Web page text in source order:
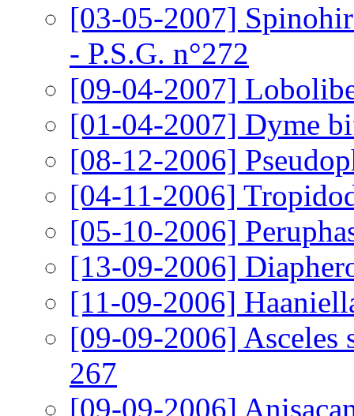
[03-05-2007]
- P.S.G. n°272
[09-04-2007]
[01-04-2007] Dyme
[08-12-2006]
[04-11-2006]
[05-10-2006]
[13-09-2006]
[11-09-2006]
[09-09-2006] Asceles
267
[09-09-2006]